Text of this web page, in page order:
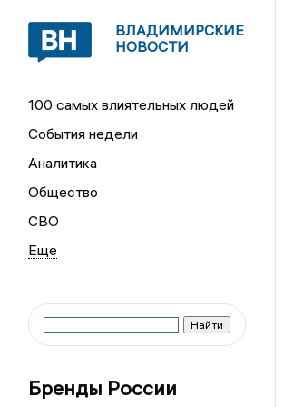
ВЛАДИМИРСКИЕ
НОВОСТИ
100 самых влиятельных людей
События недели
Аналитика
Общество
СВО
Бренды России